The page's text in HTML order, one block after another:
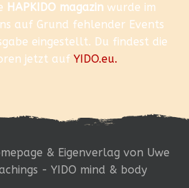
HAPKIDO magazin wurde im
auf Grund fehlender Events
eingestellt. Du findest die
jetzt auf YIDO.eu.
& Eigenverlag von Uwe
- YIDO mind & body